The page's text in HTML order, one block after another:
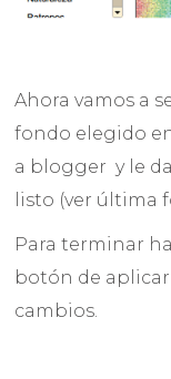
Ahora vamos a
fondo elegido
a blogger y le
listo (ver última
Para terminar
botón de
cambios.